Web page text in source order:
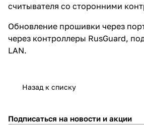
считывателя со сторонними
Обновление прошивки через
через контроллеры RusGuard,
LAN.
Назад к списку
Подписаться на новости и акции